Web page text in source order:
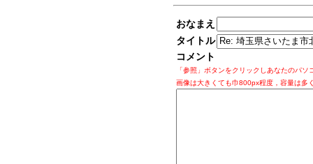
おなまえ
タイトル
コメント
「参照」ボタンをクリックしあなたのパ
画像は大きくても巾800px程度，容量は多